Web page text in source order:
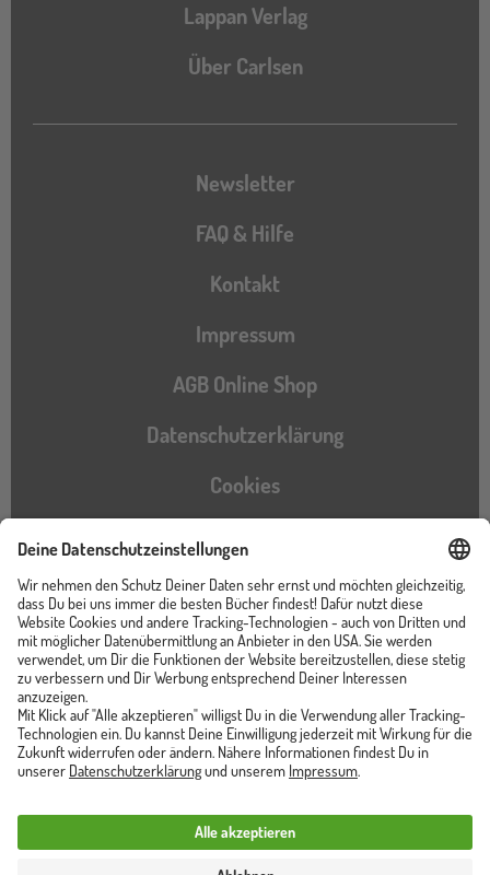
Lappan Verlag
Über Carlsen
Newsletter
FAQ & Hilfe
Kontakt
Impressum
AGB Online Shop
Datenschutzerklärung
Cookies
Barrierefreiheitserklärung
Instagram
TikTokPinterestYouTubeFacebook
Unser Shop ist von
Trusted Shops zertifiziert